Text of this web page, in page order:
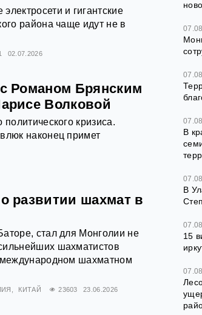
и гигантские
района чаще идут не в
02.07.2026
Романом Брянским
Волковой
кризиса.
наконец примет
развитии шахмат в
стал для Монголии не
шахматистов
международном шахматном
КИТАЙ 23603 23.06.2026
В
В
15